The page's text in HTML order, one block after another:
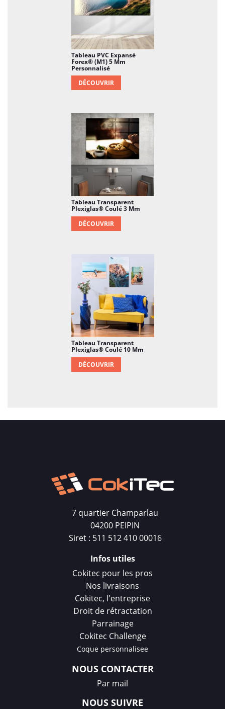
Tableau PVC Expansé
Forex® (M1) 5 Mm
Personnalisé
DÉCOUVRIR
Tableau Transparent
Plexiglas® Coulé 3 Mm
DÉCOUVRIR
Tableau Transparent
Plexiglas® Coulé 10 Mm
DÉCOUVRIR
7 quartier Champarlau
04200 PEIPIN
Siret : 511 512 410 00016
Infos utiles
Cokitec pour les pros
Nos livraisons
Cokitec, l'entreprise
Droit de rétractation
Parrainage
Cokitec Challenge
Coque personnalisee
NOUS CONTACTER
Par mail
NOUS SUIVRE